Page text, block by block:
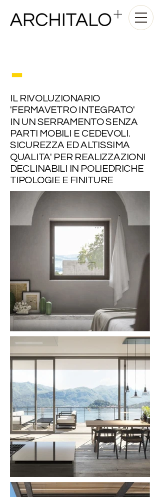
-
IL RIVOLUZIONARIO
'FERMAVETRO INTEGRATO'
IN UN SERRAMENTO SENZA
PARTI MOBILI E CEDEVOLI.
SICUREZZA ED ALTISSIMA
QUALITA' PER REALIZZAZIONI
DECLINABILI IN POLIEDRICHE
TIPOLOGIE E FINITURE